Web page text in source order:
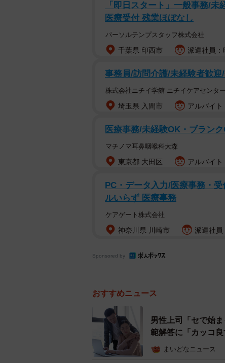
同志社大に対しては「私ならラグ
このほか、陸上短距離で活躍した
トル代表の田中希実選手ら卒業生
考える討論会もあった。
「即日スタート」一般事務/
医療受付 残業ほぼなし
パーソルテンプスタッフ株式会社
千葉県 印西市 派遣社員：
事務員/訪問介護/未経験者歓迎
株式会社ニチイ学館 ニチイケアセンタ
埼玉県 入間市 アルバイ
医療事務/未経験OK・ブラン
マチノマ耳鼻咽喉科大森
東京都 大田区 アルバイ
PC・データ入力/医療事務・
ルいらず 医療事務
ケアゲート株式会社
神奈川県 川崎市 派遣社員
Sponsored by
おすすめニュース
男性上司「セで始
範解答に「カッコ良
まいどなニュース